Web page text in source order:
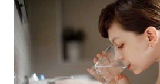
WAHANA
WAHANANEWS